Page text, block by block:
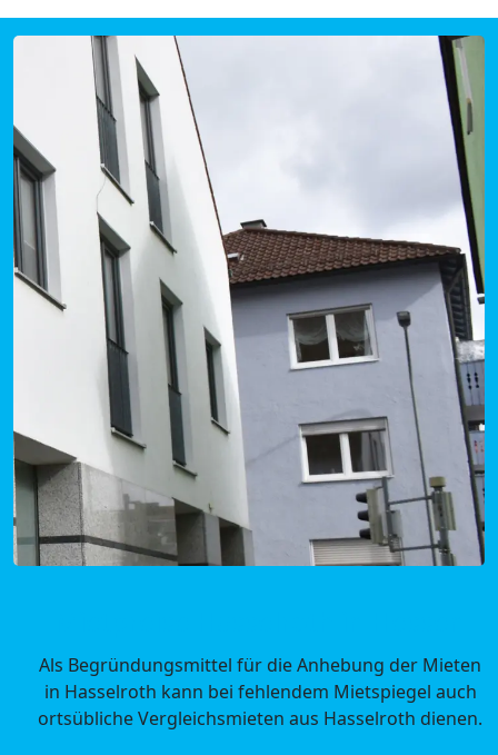
Als Begründungsmittel für die Anhebung der Mieten
in Hasselroth kann bei fehlendem Mietspiegel auch
ortsübliche Vergleichsmieten aus Hasselroth dienen.